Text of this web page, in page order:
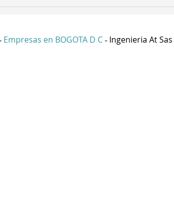
Empresas en BOGOTA D C - Ingenieria At Sas